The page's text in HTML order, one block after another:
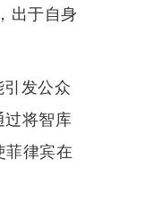
出于自身
发公众
过将智库
菲律宾在